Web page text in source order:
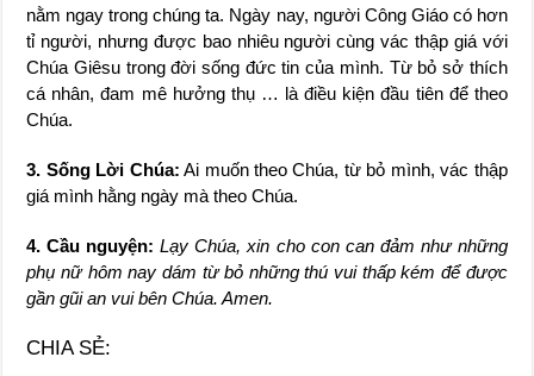
nằm ngay trong chúng ta. Ngày nay, người Công Giáo có hơn
tỉ người, nhưng được bao nhiêu người cùng vác thập giá với
Chúa Giêsu trong đời sống đức tin của mình. Từ bỏ sở thích
cá nhân, đam mê hưởng thụ … là điều kiện đầu tiên để theo
Chúa.
3. Sống Lời Chúa: Ai muốn theo Chúa, từ bỏ mình, vác thập
giá mình hằng ngày mà theo Chúa.
4. Cầu nguyện: Lạy Chúa, xin cho con can đảm như những
phụ nữ hôm nay dám từ bỏ những thú vui thấp kém để được
gần gũi an vui bên Chúa. Amen.
CHIA SẺ: